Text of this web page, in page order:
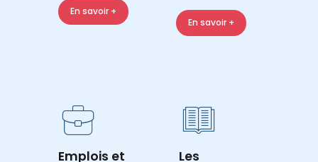
En savoir +
En savoir +
Emplois et
Les